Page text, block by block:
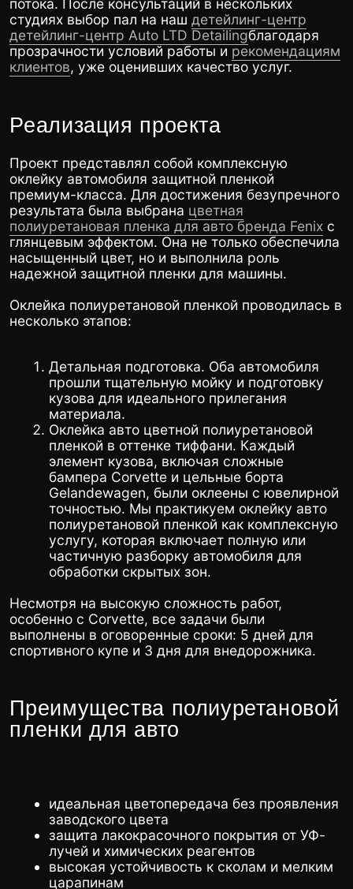
Проект представлял собой комплексную
оклейку автомобиля защитной пленкой
премиум-класса. Для достижения безупречного
результата была выбранацветная
полиуретановая пленка для авто бренда Fenixс
Оклейка полиуретановой пленкой проводилась в
Детальная подготовка. Оба автомобиля
прошли тщательную мойку и подготовку
кузова для идеального прилегания
материала.
Оклейка авто цветной полиуретановой
пленкой в оттенке тиффани. Каждый
элемент кузова, включая сложные
бампера Corvette и цельные борта
Gelandewagen, были оклеены с ювелирной
точностью. Мы практикуем оклейку авто
полиуретановой пленкой как комплексную
услугу, которая включает полную или
Несмотря на высокую сложность работ,
особенно с Corvette, все задачи были
выполнены в оговоренные сроки: 5 дней для
спортивного купе и 3 дня для внедорожника.
Преимущества полиуретановой
пленки для авто
идеальная цветопередача без проявления
заводского цвета
защита лакокрасочного покрытия от УФ-
лучей и химических реагентов
царапинам
самовосстанавливающаяся поверхность
глянцевый блеск, простота в уходе и
безупречный вид до 10 лет
возможность кардинально изменить
внешний вид авто без необратимых
Результат
оклейки полиуретановой пленкой автомобили
стали меньше пачкаться, а сам цвет “Тиффани”
придал Mercedes особую индивидуальность,
смягчив его брутальный характер. “Появилось
ощущение владения новыми автомобилями,
которых ни у кого нет”, – поделился он в своем